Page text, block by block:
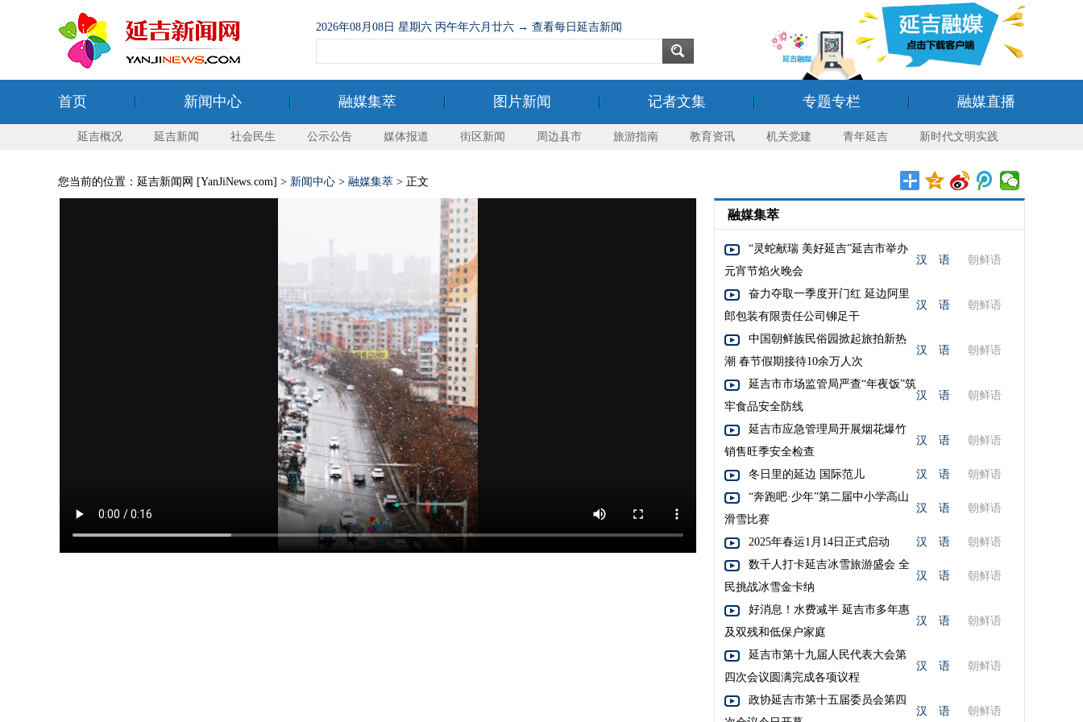
2026年08月08日 星期六 丙午年六月廿六 → 查看每日延吉新闻
首页 新闻中心 融媒集萃 图片新闻 记者文集 专题专栏 融媒直播
延吉概况 延吉新闻 社会民生 公示公告 媒体报道 街区新闻 周边县市 旅游指南 教育资讯 机关党建 青年延吉 新时代文明实践
您当前的位置：延吉新闻网 [YanJiNews.com] > 新闻中心 > 融媒集萃 > 正文
融媒集萃
“灵蛇献瑞 美好延吉”延吉市举办
元宵节焰火晚会
汉 语 朝鲜语
奋力夺取一季度开门红 延边阿里
郎包装有限责任公司铆足干
汉 语 朝鲜语
中国朝鲜族民俗园掀起旅拍新热
潮 春节假期接待10余万人次
汉 语 朝鲜语
延吉市市场监管局严查“年夜饭”筑
牢食品安全防线
汉 语 朝鲜语
延吉市应急管理局开展烟花爆竹
销售旺季安全检查
汉 语 朝鲜语
冬日里的延边 国际范儿 汉 语
朝鲜语
“奔跑吧·少年”第二届中小学高山
滑雪比赛
汉 语 朝鲜语
2025年春运1月14日正式启动 汉 语
朝鲜语
数千人打卡延吉冰雪旅游盛会 全
民挑战冰雪金卡纳
汉 语 朝鲜语
好消息！水费减半 延吉市多年惠
及双残和低保户家庭
汉 语 朝鲜语
延吉市第十九届人民代表大会第
四次会议圆满完成各项议程
汉 语 朝鲜语
政协延吉市第十五届委员会第四
汉 语 朝鲜语